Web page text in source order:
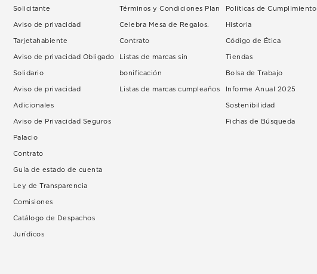
Solicitante
Aviso de privacidad
Tarjetahabiente
Aviso de privacidad Obligado
Solidario
Aviso de privacidad
Adicionales
Aviso de Privacidad Seguros
Palacio
Contrato
Guía de estado de cuenta
Ley de Transparencia
Comisiones
Catálogo de Despachos
Jurídicos
Términos y Condiciones Plan
Celebra Mesa de Regalos.
Contrato
Listas de marcas sin
bonificación
Listas de marcas cumpleaños
Políticas de Cumplimiento
Historia
Código de Ética
Tiendas
Bolsa de Trabajo
Informe Anual 2025
Sostenibilidad
Fichas de Búsqueda